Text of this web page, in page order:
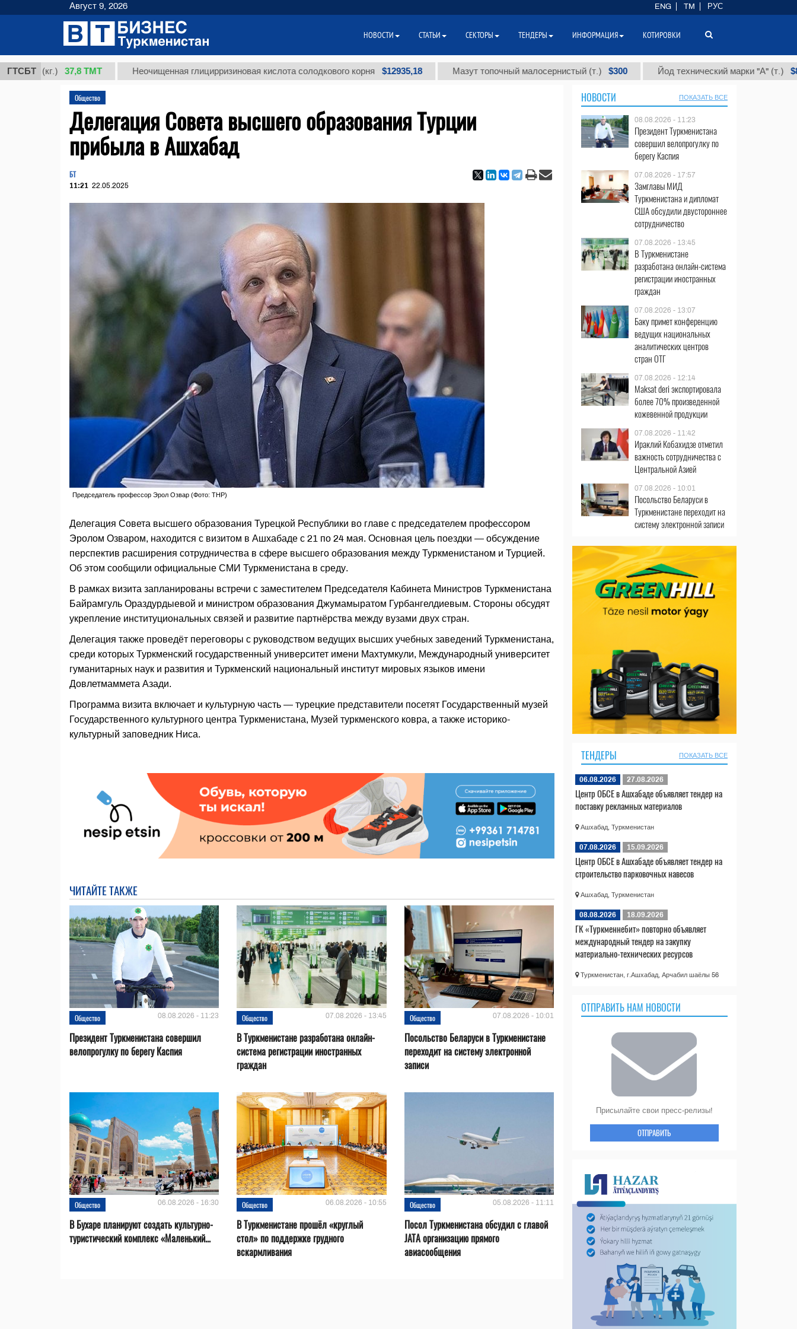
ГТСБТ
1 (кг.) 37,8 ТМТ Неочищенная глицирризиновая кислота солодкового корня $12935,18 Мазут топочный малосернистый (т.) $300 Йод технический марки "А" (т.) $86 000
Общество
Делегация Совета высшего образования Турции
прибыла в Ашхабад
БТ
11:21 22.05.2025
Председатель профессор Эрол Озвар (Фото: THP)
Делегация Совета высшего образования Турецкой Республики во главе с председателем профессором
Эролом Озваром, находится с визитом в Ашхабаде с 21 по 24 мая. Основная цель поездки — обсуждение
перспектив расширения сотрудничества в сфере высшего образования между Туркменистаном и Турцией.
Об этом сообщили официальные СМИ Туркменистана в среду.
В рамках визита запланированы встречи с заместителем Председателя Кабинета Министров Туркменистана
Байрамгуль Ораздурдыевой и министром образования Джумамыратом Гурбангелдиевым. Стороны обсудят
укрепление институциональных связей и развитие партнёрства между вузами двух стран.
Делегация также проведёт переговоры с руководством ведущих высших учебных заведений Туркменистана,
среди которых Туркменский государственный университет имени Махтумкули, Международный университет
гуманитарных наук и развития и Туркменский национальный институт мировых языков имени
Довлетмаммета Азади.
Программа визита включает и культурную часть — турецкие представители посетят Государственный музей
Государственного культурного центра Туркменистана, Музей туркменского ковра, а также историко-
культурный заповедник Ниса.
ЧИТАЙТЕ ТАКЖЕ
Общество 08.08.2026 - 11:23
Президент Туркменистана совершил
велопрогулку по берегу Каспия
Общество 07.08.2026 - 13:45
В Туркменистане разработана онлайн-
система регистрации иностранных
граждан
Общество 07.08.2026 - 10:01
Посольство Беларуси в Туркменистане
переходит на систему электронной
записи
Общество 06.08.2026 - 16:30
В Бухаре планируют создать культурно-
туристический комплекс «Маленький...
Общество 06.08.2026 - 10:55
В Туркменистане прошёл «круглый
стол» по поддержке грудного
вскармливания
Общество 05.08.2026 - 11:11
Посол Туркменистана обсудил с главой
JATA организацию прямого
авиасообщения
НОВОСТИ ПОКАЗАТЬ ВСЕ
08.08.2026 - 11:23
Президент Туркменистана
совершил велопрогулку по
берегу Каспия
07.08.2026 - 17:57
Замглавы МИД
Туркменистана и дипломат
США обсудили двустороннее
сотрудничество
07.08.2026 - 13:45
В Туркменистане
разработана онлайн-система
регистрации иностранных
граждан
07.08.2026 - 13:07
Баку примет конференцию
ведущих национальных
аналитических центров
стран ОТГ
07.08.2026 - 12:14
Maksat deri экспортировала
более 70% произведенной
кожевенной продукции
07.08.2026 - 11:42
Ираклий Кобахидзе отметил
важность сотрудничества с
Центральной Азией
07.08.2026 - 10:01
Посольство Беларуси в
Туркменистане переходит на
систему электронной записи
ТЕНДЕРЫ ПОКАЗАТЬ ВСЕ
06.08.2026 27.08.2026
Центр ОБСЕ в Ашхабаде объявляет тендер на
поставку рекламных материалов
Ашхабад, Туркменистан
07.08.2026 15.09.2026
Центр ОБСЕ в Ашхабаде объявляет тендер на
строительство парковочных навесов
Ашхабад, Туркменистан
08.08.2026 18.09.2026
ГК «Туркменнебит» повторно объявляет
международный тендер на закупку
материально-технических ресурсов
Туркменистан, г.Ашхабад, Арчабил шаёлы 56
ОТПРАВИТЬ НАМ НОВОСТИ
Присылайте свои пресс-релизы!
ОТПРАВИТЬ
Август 9, 2026 ENG TM РУС
НОВОСТИ СТАТЬИ СЕКТОРЫ ТЕНДЕРЫ ИНФОРМАЦИЯ КОТИРОВКИ